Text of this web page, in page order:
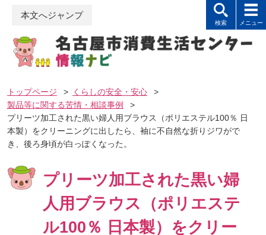
本文へジャンプ
トップページ > くらしの安全・安心
>
製品等に関する苦情・相談事例
>
プリーツ加工された黒い婦人用ブラウス（ポリエステル100％ 日
本製）をクリーニングに出したら、袖に不自然な折りジワがで
き、後ろ身頃が白っぽくなった。
プリーツ加工された黒い婦
人用ブラウス（ポリエステ
ル100％ 日本製）をクリー